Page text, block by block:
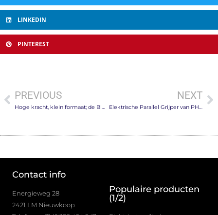
LINKEDIN
PINTEREST
PREVIOUS
Hoge kracht, klein formaat; de Bimba hydraulische cilinders.
NEXT
Elektrische Parallel Grijper van PHD
Contact info
Energieweg 28
2421 LM Nieuwkoop
Populaire producten
(1/2)